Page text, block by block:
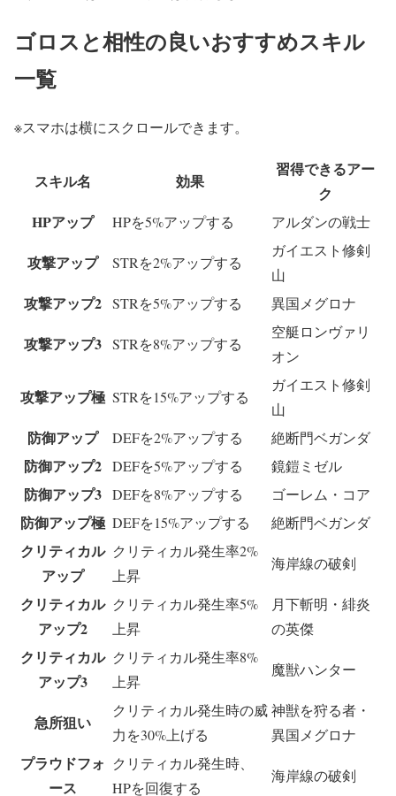
ゴロスと相性の良いおすすめスキル
一覧
※スマホは横にスクロールできます。
スキル名 効果
習得できるアー
ク
HPアップ
HPを5%アップする アルダンの戦士
攻撃アップ STRを2%アップする
ガイエスト修剣
山
攻撃アップ2 STRを5%アップする 異国メグロナ
攻撃アップ3 STRを8%アップする
空艇ロンヴァリ
オン
攻撃アップ極 STRを15%アップする
ガイエスト修剣
山
防御アップ DEFを2%アップする 絶断門ベガンダ
防御アップ2 DEFを5%アップする 鏡鎧ミゼル
防御アップ3 DEFを8%アップする ゴーレム・コア
防御アップ極 DEFを15%アップする 絶断門ベガンダ
クリティカル
アップ
クリティカル発生率2%
上昇
海岸線の破剣
クリティカル
アップ2
クリティカル発生率5%
上昇
月下斬明・緋炎
の英傑
クリティカル
アップ3
クリティカル発生率8%
上昇
魔獣ハンター
急所狙い
クリティカル発生時の威
力を30%上げる
神獣を狩る者・
異国メグロナ
プラウドフォ
ース
クリティカル発生時、
HPを回復する
海岸線の破剣